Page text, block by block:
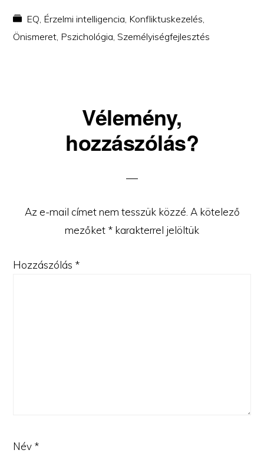
EQ Érzelmi intelligencia Konfliktuskezelés
Önismeret Pszichológia ,Személyiségfejlesztés
Interactions
Vélemény,
hozzászólás?
Az e-mail címet nem tesszük közzé. A kötelező
mezőket * karakterrel jelöltük
Hozzászólás *
Név *